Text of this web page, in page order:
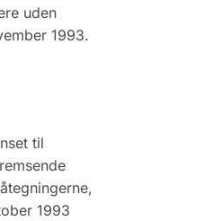
uden
1993.
til
1993